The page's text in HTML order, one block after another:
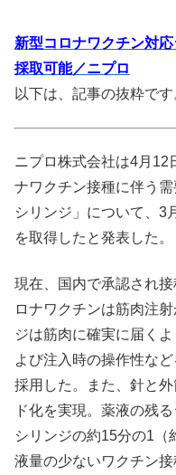
新型コロナワクチン対
採取可能／ニプロ
以下は、記事の抜粋です
ニプロ株式会社は4月12
ナワクチン接種に伴う
シリンジ」について、3
を取得したと発表した。
現在、国内で承認され
ロナワクチンは筋肉注
ジは筋肉に確実に届く
よび注入時の操作性な
採用した。また、針と
ド化を実現。薬液の残
シリンジの約15分の1（
液量の少ないワクチン接